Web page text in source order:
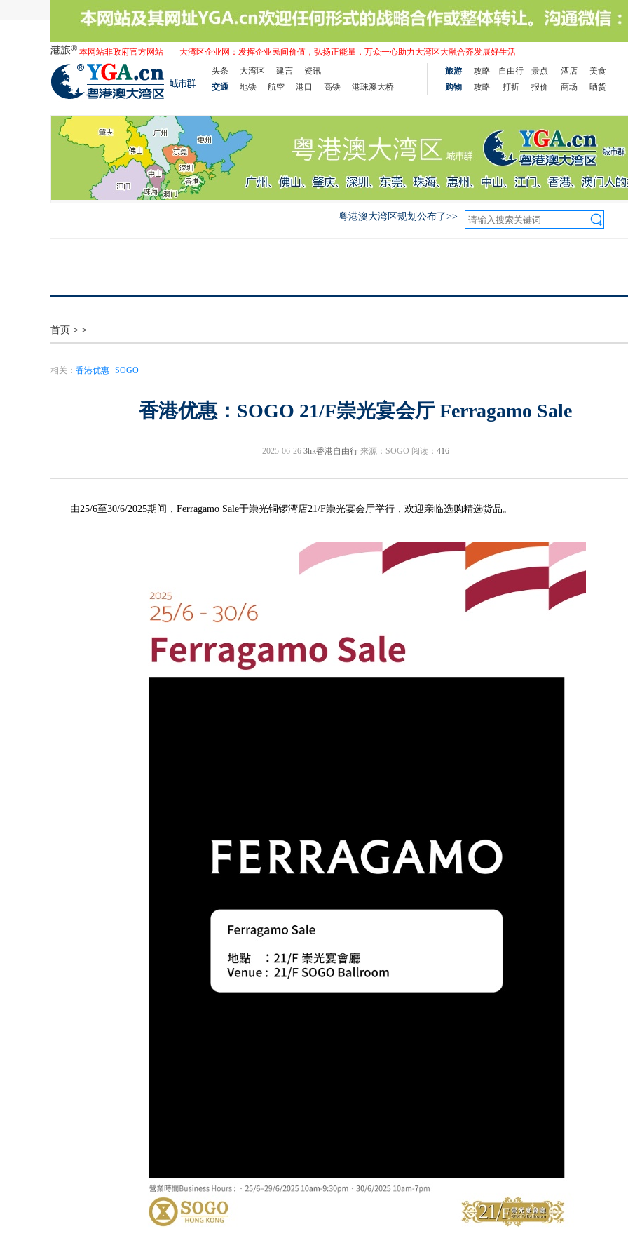
本网站非政府官方网站
大湾区企业网：发挥企业民间价值，弘扬正能量，万众一心助力大湾区大融合齐发展好生活
头条
大湾区 建言
资讯
交通
地铁 航空 港口 高铁 港珠澳大桥
旅游 攻略 自由行 景点 酒店
美食
购物
攻略 打折 报价 商场 晒货
粤港澳大湾区规划公布了>>
首页 > >
相关： 香港优惠 SOGO
香港优惠：SOGO 21/F崇光宴会厅 Ferragamo Sale
2025-06-26 3hk香港自由行来源：SOGO 阅读： 416
由25/6至30/6/2025期间，Ferragamo Sale于崇光铜锣湾店21/F崇光宴会厅举行，欢迎亲临选购精选货品。